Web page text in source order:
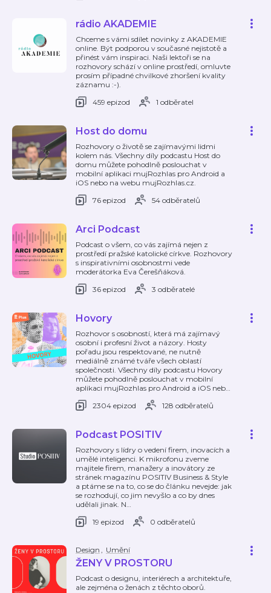
rádio AKADEMIE
Chceme s vámi sdílet novinky z AKADEMIE
online. Být podporou v současné nejistotě a
přinést vám inspiraci. Naši lektoři se na
rozhovory schází v online prostředí, omluvte
prosím případné chvilkové zhoršení kvality
záznamu :-).
459 epizod
1 odběratel
Host do domu
Rozhovory o životě se zajímavými lidmi
kolem nás. Všechny díly podcastu Host do
domu můžete pohodlně poslouchat v
mobilní aplikaci mujRozhlas pro Android a
iOS nebo na webu mujRozhlas.cz.
76 epizod
54 odběratelů
Arci Podcast
Podcast o všem, co vás zajímá nejen z
prostředí pražské katolické církve. Rozhovory
s inspirativními osobnostmi vede
moderátorka Eva Čerešňáková.
36 epizod
3 odběratelé
Hovory
Rozhovor s osobností, která má zajímavý
osobní i profesní život a názory. Hosty
pořadu jsou respektované, ne nutně
mediálně známé tváře všech oblastí
společnosti. Všechny díly podcastu Hovory
můžete pohodlně poslouchat v mobilní
aplikaci mujRozhlas pro Android a iOS neb…
2304 epizod
128 odběratelů
Podcast POSITIV
Rozhovory s lídry o vedení firem, inovacích a
umělé inteligenci. K mikrofonu zveme
majitele firem, manažery a inovátory ze
stránek magazínu POSITIV Business & Style
a ptáme se na to, co se do článku nevejde: jak
se rozhodují, co jim nevyšlo a co by dnes
udělali jinak. N…
19 epizod
0 odběratelů
Design , Umění
ŽENY V PROSTORU
Podcast o designu, interiérech a architektuře,
ale zejména o ženách z těchto oborů.